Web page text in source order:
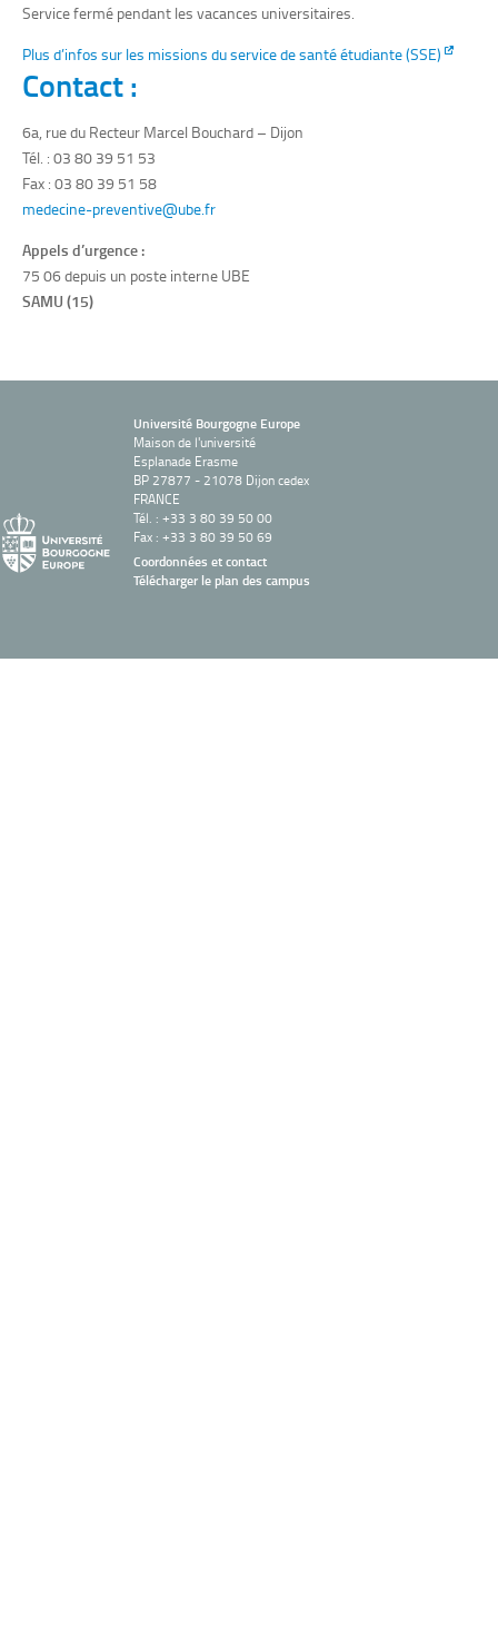
Service fermé pendant les vacances universitaires.
Plus d’infos sur les missions du service de santé étudiante (SSE)
Contact :
6a, rue du Recteur Marcel Bouchard – Dijon
Tél. : 03 80 39 51 53
Fax : 03 80 39 51 58
medecine-preventive@ube.fr
Appels d’urgence :
75 06 depuis un poste interne UBE
SAMU (15)
Université Bourgogne Europe
Maison de l'université
Esplanade Erasme
BP 27877 - 21078 Dijon cedex
FRANCE
Tél. : +33 3 80 39 50 00
Fax : +33 3 80 39 50 69
Coordonnées et contact
Télécharger le plan des campus